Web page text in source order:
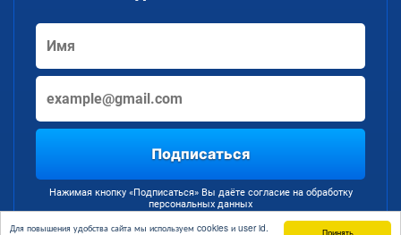
Принять
Для повышения удобства сайта мы используем cookies и user id.
Подписаться
Нажимая кнопку «Подписаться» Вы даёте согласие на обработку
персональных данных